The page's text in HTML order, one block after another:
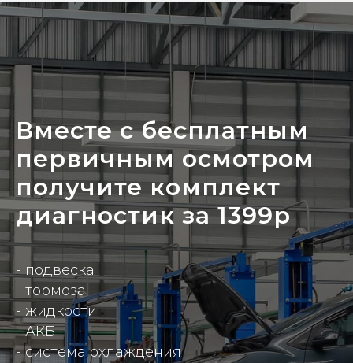
Вместе с бесплатным
первичным осмотром
получите комплект
диагностик за 1399р
- подвеска
- тормоза
- жидкости
- АКБ
- система охлаждения